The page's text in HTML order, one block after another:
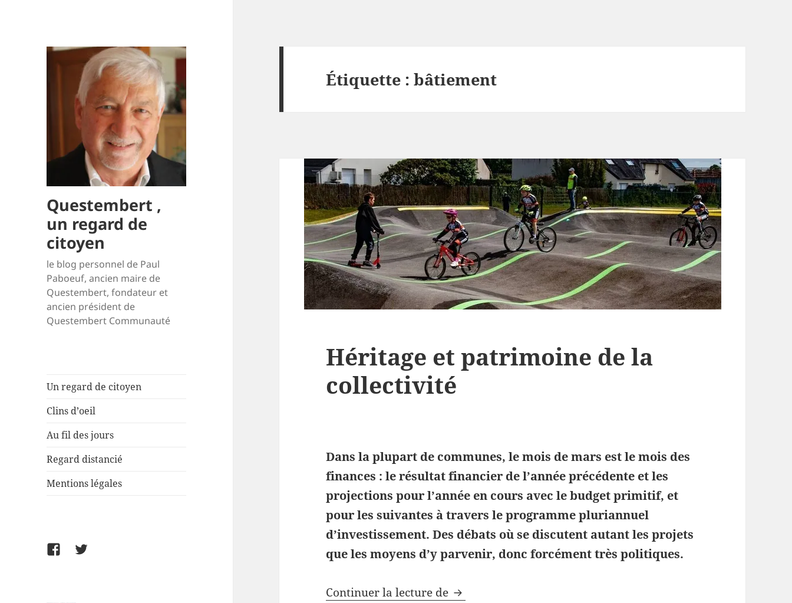
Questembert ,
un regard de
citoyen
le blog personnel de Paul
Paboeuf, ancien maire de
Questembert, fondateur et
ancien président de
Questembert Communauté
Un regard de citoyen
Clins d’oeil
Au fil des jours
Regard distancié
Mentions légales
FacebookTwitter
Étiquette :bâtiement
Héritage et patrimoine de la
collectivité
Dans la plupart de communes, le mois de mars est le mois des
finances : le résultat financier de l’année précédente et les
projections pour l’année en cours avec le budget primitif, et
pour les suivantes à travers le programme pluriannuel
d’investissement. Des débats où se discutent autant les projets
que les moyens d’y parvenir, donc forcément très politiques.
Continuer la lecture de Héritage et patrimoine de la collectivité